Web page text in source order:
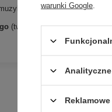
(tworzenie i wydruk
warunki Google